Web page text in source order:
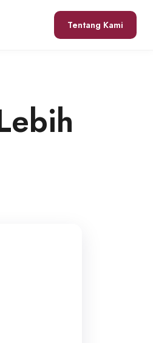
Tentang Kami